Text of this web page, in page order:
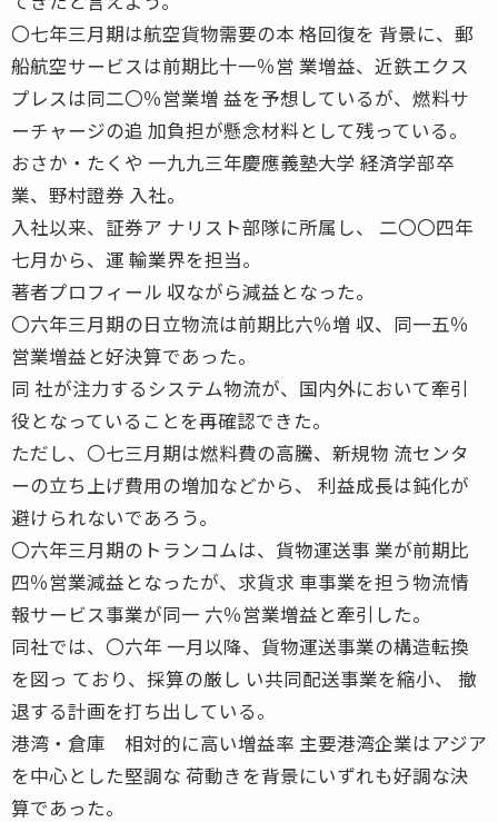
〇七年三月期は航空貨物需要の本 格回復を 背景に、郵
船航空サービスは前期比十一％営 業増益、近鉄エクス
プレスは同二〇％営業増 益を予想しているが、燃料サ
ーチャージの追 加負担が懸念材料として残っている。
おさか・たくや 一九九三年慶應義塾大学 経済学部卒
業、野村證券 入社。
入社以来、証券ア ナリスト部隊に所属し、 二〇〇四年
七月から、運 輸業界を担当。
著者プロフィール 収ながら減益となった。
〇六年三月期の日立物流は前期比六％増 収、同一五％
営業増益と好決算であった。
同 社が注力するシステム物流が、国内外において牽引
役となっていることを再確認できた。
ただし、〇七三月期は燃料費の高騰、新規物 流センタ
ーの立ち上げ費用の増加などから、 利益成長は鈍化が
避けられないであろう。
〇六年三月期のトランコムは、貨物運送事 業が前期比
四％営業減益となったが、求貨求 車事業を担う物流情
報サービス事業が同一 六％営業増益と牽引した。
同社では、〇六年 一月以降、貨物運送事業の構造転換
を図っ ており、採算の厳し い共同配送事業を縮小、 撤
退する計画を打ち出している。
港湾・倉庫 相対的に高い増益率 主要港湾企業はアジア
を中心とした堅調な 荷動きを背景にいずれも好調な決
算であった。